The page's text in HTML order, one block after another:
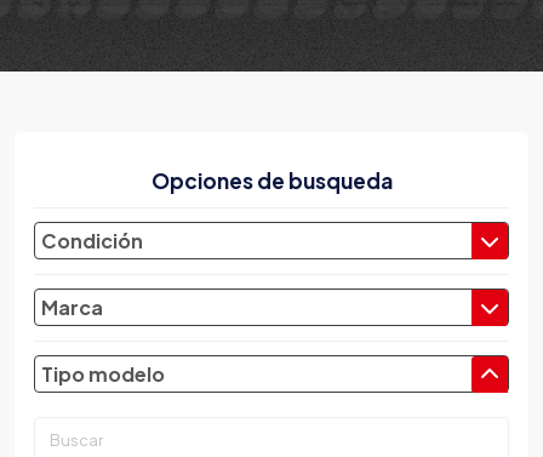
Opciones de busqueda
Condición
Marca
Tipo modelo